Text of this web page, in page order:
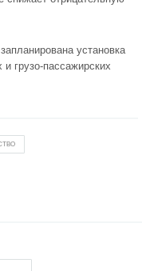
установка
грузо-пассажирских